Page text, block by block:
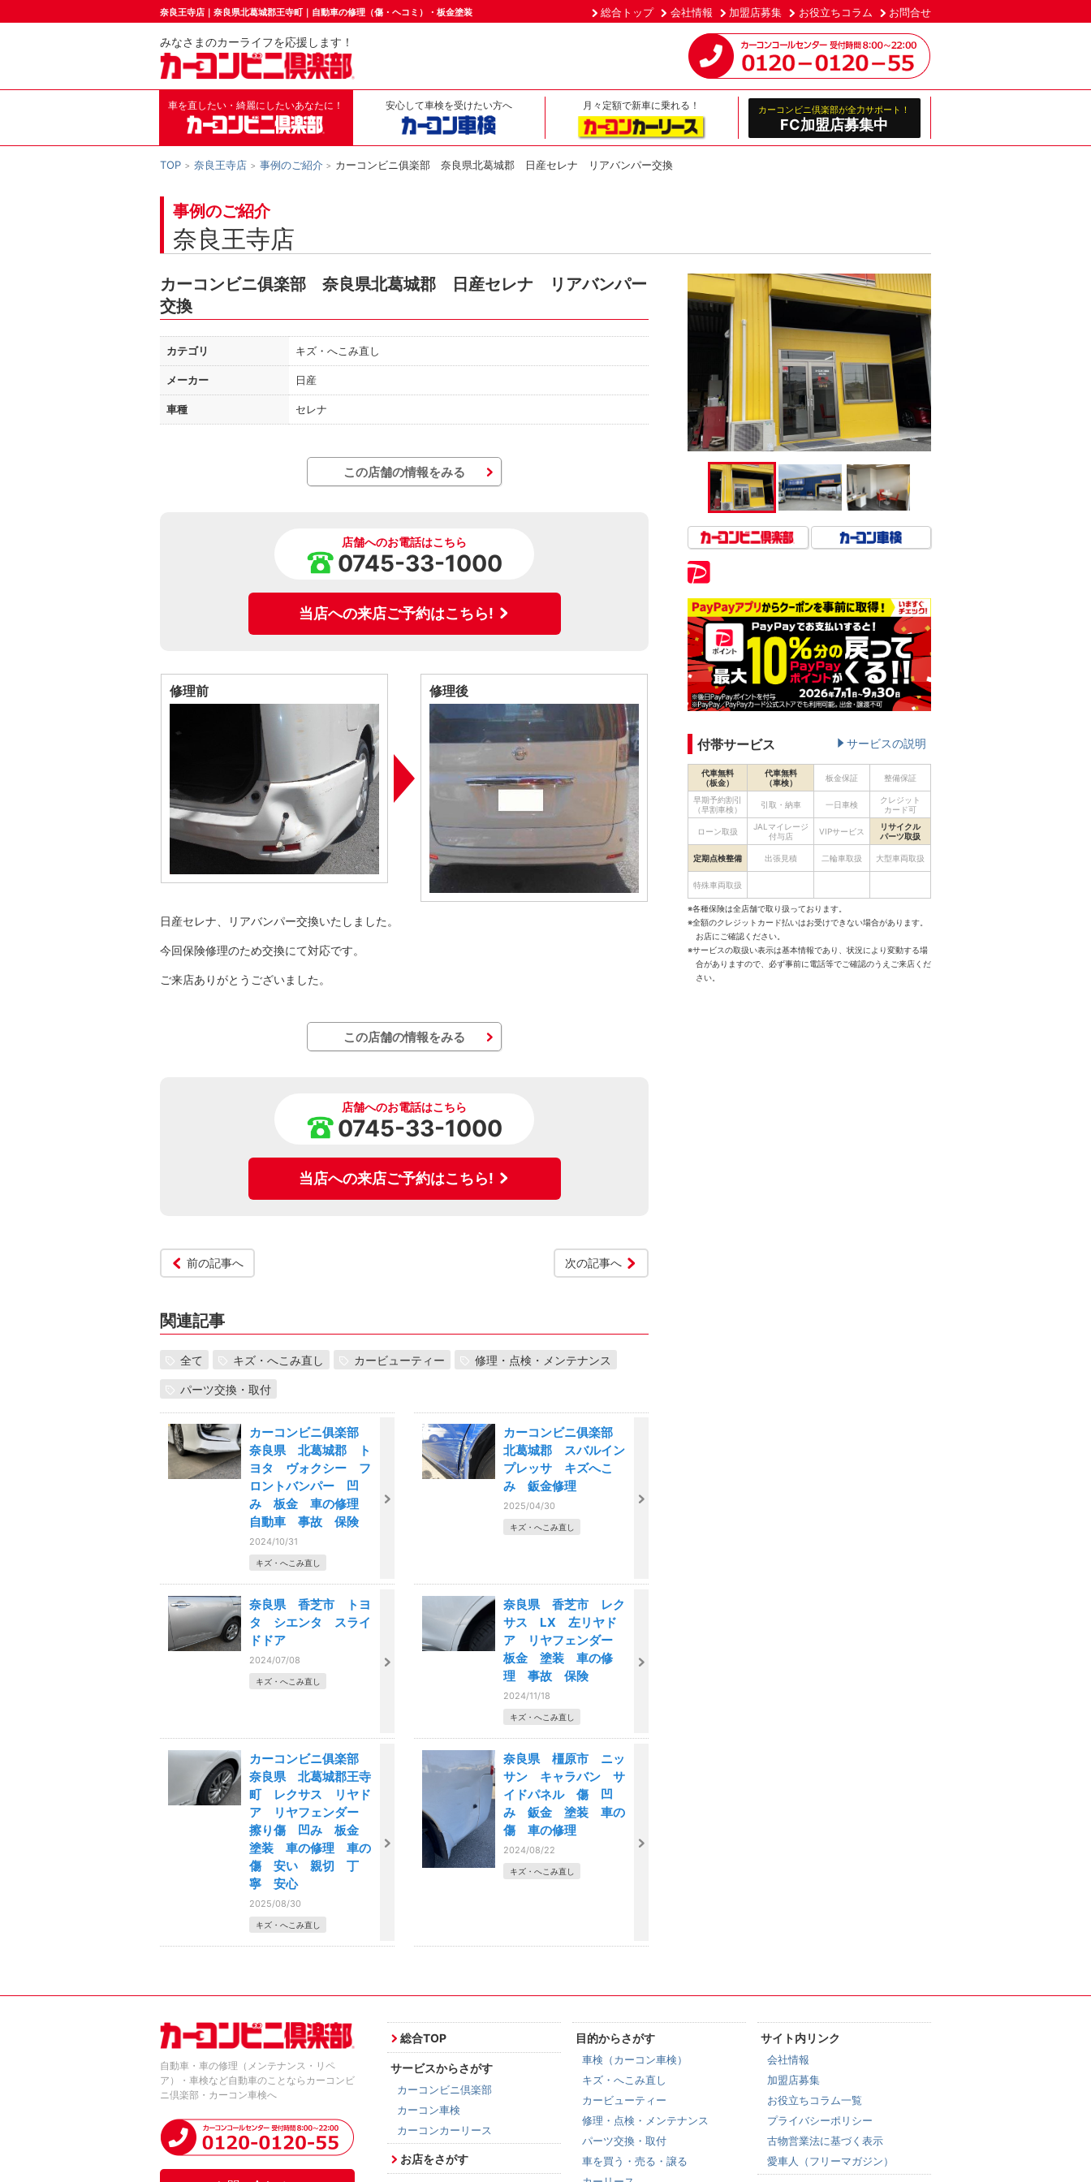
奈良王寺店｜奈良県北葛城郡王寺町｜自動車の修理（傷・ヘコミ）・板金塗装 総合トップ 会社情報 加盟店募集 お役立ちコラム お問合せ
みなさまのカーライフを応援します！
車を直したい・綺麗にしたいあなたに！ 安心して車検を受けたい方へ 月々定額で新車に乗れる！ カーコンビニ倶楽部が全力サポート！
FC加盟店募集中
TOP 奈良王寺店 事例のご紹介 カーコンビニ俱楽部 奈良県北葛城郡 日産セレナ リアバンパー交換
事例のご紹介
奈良王寺店
カーコンビニ俱楽部 奈良県北葛城郡 日産セレナ リアバンパー
交換
カテゴリ キズ・へこみ直し
メーカー 日産
車種 セレナ
この店舗の情報をみる
店舗へのお電話はこちら
0745-33-1000
当店への来店ご予約はこちら!
修理前 修理後
日産セレナ、リアバンパー交換いたしました。
今回保険修理のため交換にて対応です。
ご来店ありがとうございました。
この店舗の情報をみる
店舗へのお電話はこちら
0745-33-1000
当店への来店ご予約はこちら!
前の記事へ 次の記事へ
関連記事
全て キズ・へこみ直し カービューティー 修理・点検・メンテナンス
パーツ交換・取付
カーコンビニ俱楽部
奈良県 北葛城郡 ト
ヨタ ヴォクシー フ
ロントバンパー 凹
み 板金 車の修理
自動車 事故 保険
2024/10/31
キズ・へこみ直し
カーコンビニ俱楽部
北葛城郡 スバルイン
プレッサ キズへこ
み 鈑金修理
2025/04/30
キズ・へこみ直し
奈良県 香芝市 トヨ
タ シエンタ スライ
ドドア
2024/07/08
キズ・へこみ直し
奈良県 香芝市 レク
サス LX 左リヤド
ア リヤフェンダー
板金 塗装 車の修
理 事故 保険
2024/11/18
キズ・へこみ直し
カーコンビニ俱楽部
奈良県 北葛城郡王寺
町 レクサス リヤド
ア リヤフェンダー
擦り傷 凹み 板金
塗装 車の修理 車の
傷 安い 親切 丁
寧 安心
2025/08/30
キズ・へこみ直し
奈良県 橿原市 ニッ
サン キャラバン サ
イドパネル 傷 凹
み 鈑金 塗装 車の
傷 車の修理
2024/08/22
キズ・へこみ直し
付帯サービス サービスの説明
代車無料
（板金）
代車無料
（車検）
板金保証 整備保証
早期予約割引
（早割車検）
引取・納車 一日車検
クレジット
カード可
ローン取扱
JALマイレージ
付与店
VIPサービス
リサイクル
パーツ取扱
定期点検整備 出張見積 二輪車取扱 大型車両取扱
特殊車両取扱
※各種保険は全店舗で取り扱っております。
※全額のクレジットカード払いはお受けできない場合があります。
お店にご確認ください。
※サービスの取扱い表示は基本情報であり、状況により変動する場
合がありますので、必ず事前に電話等でご確認のうえご来店くだ
さい。
自動車・車の修理（メンテナンス・リペ
ア）・車検など自動車のことならカーコンビ
ニ倶楽部・カーコン車検へ
総合TOP
サービスからさがす
カーコンビニ倶楽部
カーコン車検
カーコンカーリース
お店をさがす
目的からさがす
車検（カーコン車検）
キズ・へこみ直し
カービューティー
修理・点検・メンテナンス
パーツ交換・取付
車を買う・売る・譲る
サイト内リンク
会社情報
加盟店募集
お役立ちコラム一覧
プライバシーポリシー
古物営業法に基づく表示
愛車人（フリーマガジン）